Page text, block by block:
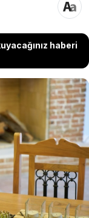
haberi
ürünler doğal
olsak da zararlı
sağlıklı olsalar
dolayı tahrip
yapısını bozan